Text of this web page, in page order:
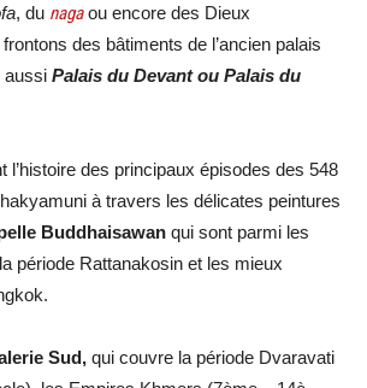
, du nagaou encore des Dieux
des bâtiments de l’ancien palais
aussi Palais du Devant ou Palais du
l’histoire des principaux épisodes des 548
à travers les délicates peintures
Buddhaisawan qui sont parmi les
période Rattanakosin et les mieux
Sud, qui couvre la période Dvaravati